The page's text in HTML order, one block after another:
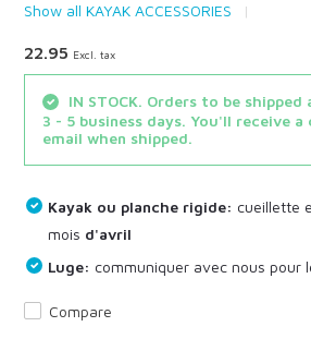
Show all KAYAK ACCESSORIES
22.95 Excl. tax
IN STOCK. Orders to be
3 - 5 business days. You'll receive
email when shipped.
Kayak ou planche rigide: cueillette
mois d'avril
Luge: communiquer avec nous pour
Compare